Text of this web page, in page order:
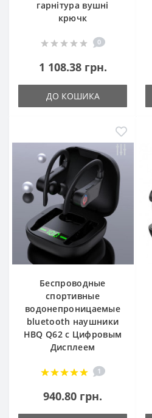
гарнітура вушні
крючк
0
1 108.38 грн.
ДО КОШИКА
Беспроводные
спортивные
водонепроницаемые
bluetooth наушники
HBQ Q62 с Цифровым
Дисплеем
1
940.80 грн.